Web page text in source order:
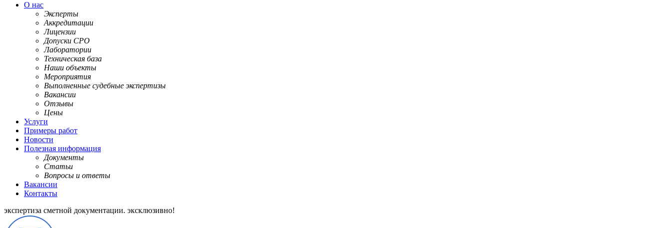
О нас
Эксперты
Аккредитации
Лицензии
Допуски СРО
Лаборатории
Техническая база
Наши объекты
Мероприятия
Выполненные судебные экспертизы
Вакансии
Отзывы
Цены
Услуги
Примеры работ
Новости
Полезная информация
Документы
Статьи
Вопросы и ответы
Вакансии
Контакты
экспертиза сметной документации. эксклюзивно!